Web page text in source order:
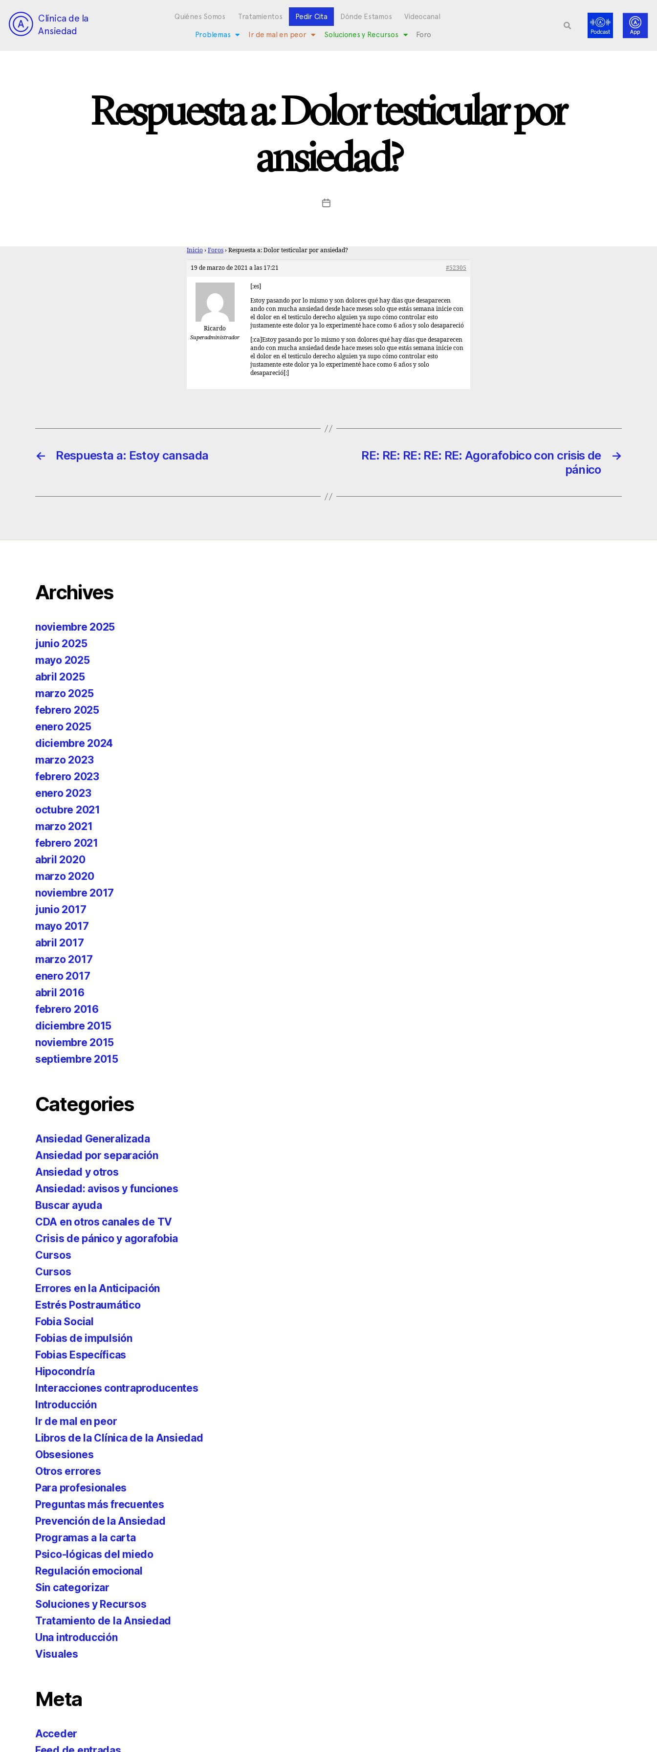
Clínica de la
Ansiedad
Quiénes Somos Tratamientos Pedir Cita Dónde Estamos Videocanal
Problemas Ir de mal en peor Soluciones y Recursos Foro
Respuesta a: Dolor testicular por
ansiedad?
Inicio › Foros › Respuesta a: Dolor testicular por ansiedad?
19 de marzo de 2021 a las 17:21 #52305
Ricardo
Superadministrador
[:es]
Estoy pasando por lo mismo y son dolores qué hay días que desaparecen
ando con mucha ansiedad desde hace meses solo que estás semana inicie con
el dolor en el testiculo derecho alguien ya supo cómo controlar esto
justamente este dolor ya lo experimenté hace como 6 años y solo desapareció
[:ca]Estoy pasando por lo mismo y son dolores qué hay días que desaparecen
ando con mucha ansiedad desde hace meses solo que estás semana inicie con
el dolor en el testiculo derecho alguien ya supo cómo controlar esto
justamente este dolor ya lo experimenté hace como 6 años y solo
desapareció[:]
← Respuesta a: Estoy cansada →
RE: RE: RE: RE: RE: Agorafobico con crisis de
pánico
Archives
noviembre 2025
junio 2025
mayo 2025
abril 2025
marzo 2025
febrero 2025
enero 2025
diciembre 2024
marzo 2023
febrero 2023
enero 2023
octubre 2021
marzo 2021
febrero 2021
abril 2020
marzo 2020
noviembre 2017
junio 2017
mayo 2017
abril 2017
marzo 2017
enero 2017
abril 2016
febrero 2016
diciembre 2015
noviembre 2015
septiembre 2015
Categories
Ansiedad Generalizada
Ansiedad por separación
Ansiedad y otros
Ansiedad: avisos y funciones
Buscar ayuda
CDA en otros canales de TV
Crisis de pánico y agorafobia
Cursos
Cursos
Errores en la Anticipación
Estrés Postraumático
Fobia Social
Fobias de impulsión
Fobias Específicas
Hipocondría
Interacciones contraproducentes
Introducción
Ir de mal en peor
Libros de la Clínica de la Ansiedad
Obsesiones
Otros errores
Para profesionales
Preguntas más frecuentes
Prevención de la Ansiedad
Programas a la carta
Psico-lógicas del miedo
Regulación emocional
Sin categorizar
Soluciones y Recursos
Tratamiento de la Ansiedad
Una introducción
Visuales
Meta
Acceder